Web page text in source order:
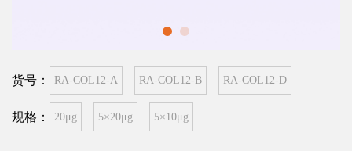
货号： RA-COL12-A RA-COL12-B RA-COL12-D
规格： 20μg 5×20μg 5×10μg